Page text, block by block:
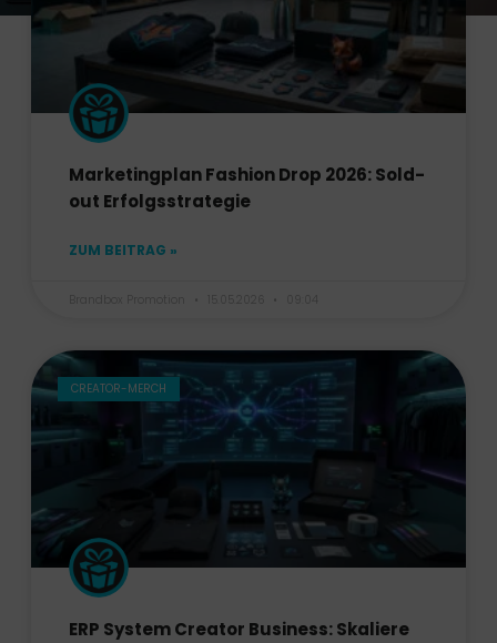
Marketingplan Fashion Drop 2026: Sold-
out Erfolgsstrategie
ZUM BEITRAG »
CREATOR-MERCH
ERP System Creator Business: Skaliere